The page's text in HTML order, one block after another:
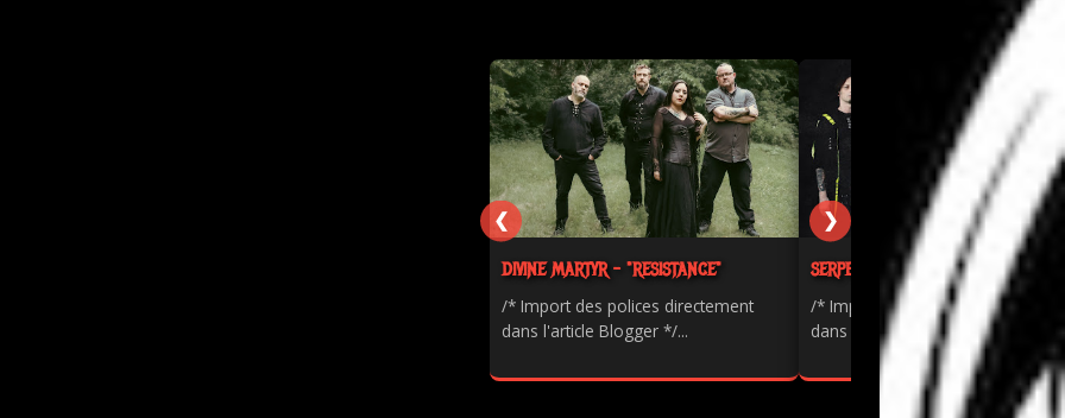
DIVINE MARTYR - "RESISTANCE"
/* Import des polices directement
dans l'article Blogger */...
SERPENTS - "PAINKILLER"
/* Import des polices directement
dans l'article Blogger */...
❮ ❯